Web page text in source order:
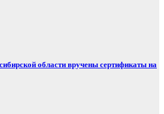
области вручены сертификаты на